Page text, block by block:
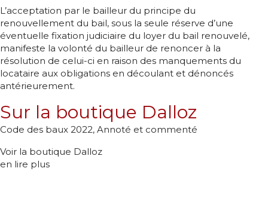
L’acceptation par le bailleur du principe du
renouvellement du bail, sous la seule réserve d’une
éventuelle fixation judiciaire du loyer du bail renouvelé,
manifeste la volonté du bailleur de renoncer à la
résolution de celui-ci en raison des manquements du
locataire aux obligations en découlant et dénoncés
antérieurement.
Sur la boutique Dalloz
Code des baux 2022, Annoté et commenté
Voir la boutique Dalloz
en lire plus